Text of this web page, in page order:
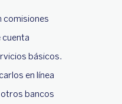
comisiones
básicos.
en línea
bancos